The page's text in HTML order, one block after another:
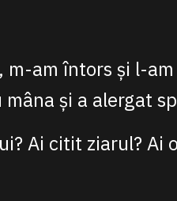
am întors și l-
și a alergat
Ai citit ziarul? Ai